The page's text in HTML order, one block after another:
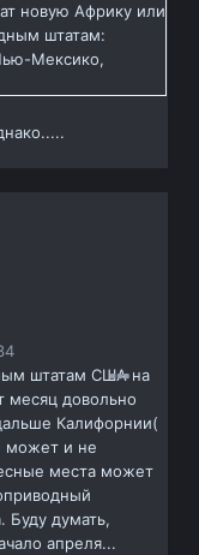
новую Африку или
штатам:
Мексико,
штатам США на
месяц довольно
Калифорнии(
может и не
места может
Буду думать,
апреля...